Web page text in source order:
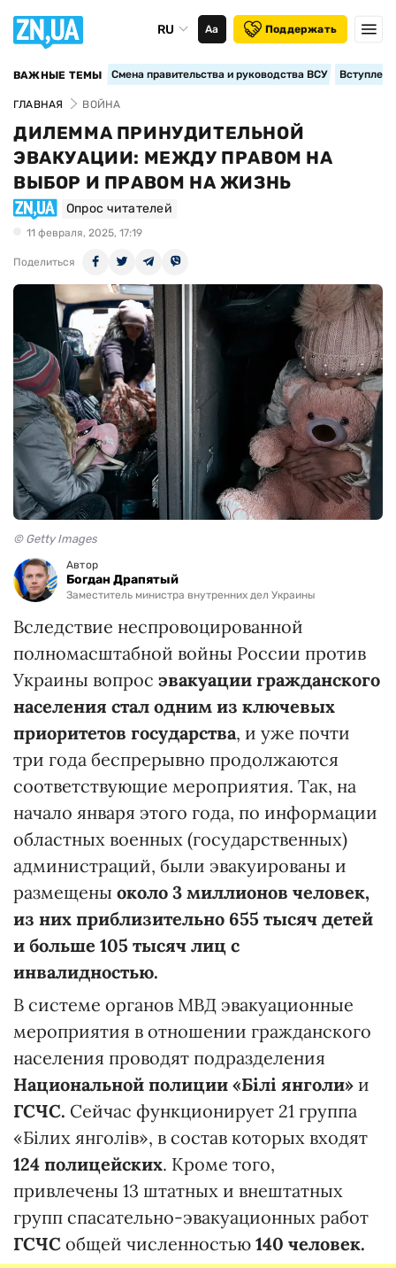
RU Аа Поддержать
ВАЖНЫЕ ТЕМЫ Смена правительства и руководства ВСУ
ГЛАВНАЯ ВОЙНА
ДИЛЕММА ПРИНУДИТЕЛЬНОЙ
ЭВАКУАЦИИ: МЕЖДУ ПРАВОМ НА
ВЫБОР И ПРАВОМ НА ЖИЗНЬ
Опрос читателей
11 февраля, 2025, 17:19
Поделиться
© Getty Images
Автор
Богдан Драпятый
Заместитель министра внутренних дел Украины
Вследствие неспровоцированной
полномасштабной войны России против
Украины вопрос эвакуации гражданского
населения стал одним из ключевых
приоритетов государства, и уже почти
три года беспрерывно продолжаются
соответствующие мероприятия. Так, на
начало января этого года, по информации
областных военных (государственных)
администраций, были эвакуированы и
размещены около 3 миллионов человек,
из них приблизительно 655 тысяч детей
и больше 105 тысяч лиц с
инвалидностью.
В системе органов МВД эвакуационные
мероприятия в отношении гражданского
населения проводят подразделения
Национальной полиции «Білі янголи» и
ГСЧС. Сейчас функционирует 21 группа
«Білих янголів», в состав которых входят
124 полицейских. Кроме того,
привлечены 13 штатных и внештатных
групп спасательно-эвакуационных работ
ГСЧС общей численностью 140 человек.